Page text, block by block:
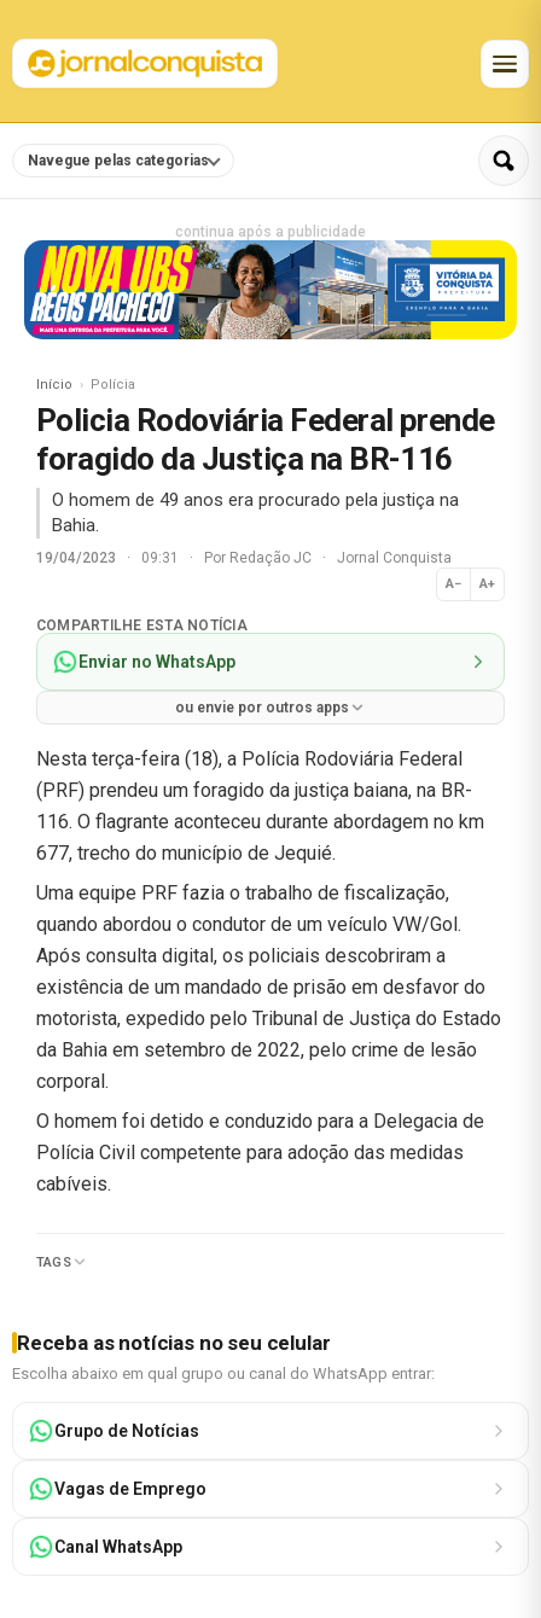
Navegue pelas categorias
continua após a publicidade
Início Polícia
Policia Rodoviária Federal prende
foragido da Justiça na BR-116
O homem de 49 anos era procurado pela justiça na
Bahia.
19/04/2023 · 09:31 · Por Redação JC · Jornal Conquista
A− A+
Normal
COMPARTILHE ESTA NOTÍCIA
Enviar no WhatsApp
ou envie por outros apps
Nesta terça-feira (18), a Polícia Rodoviária Federal
(PRF) prendeu um foragido da justiça baiana, na BR-
116. O flagrante aconteceu durante abordagem no km
677, trecho do município de Jequié.
Uma equipe PRF fazia o trabalho de fiscalização,
quando abordou o condutor de um veículo VW/Gol.
Após consulta digital, os policiais descobriram a
existência de um mandado de prisão em desfavor do
motorista, expedido pelo Tribunal de Justiça do Estado
da Bahia em setembro de 2022, pelo crime de lesão
corporal.
O homem foi detido e conduzido para a Delegacia de
Polícia Civil competente para adoção das medidas
cabíveis.
TAGS
Receba as notícias no seu celular
Escolha abaixo em qual grupo ou canal do WhatsApp entrar:
Grupo de Notícias
Vagas de Emprego
Canal WhatsApp